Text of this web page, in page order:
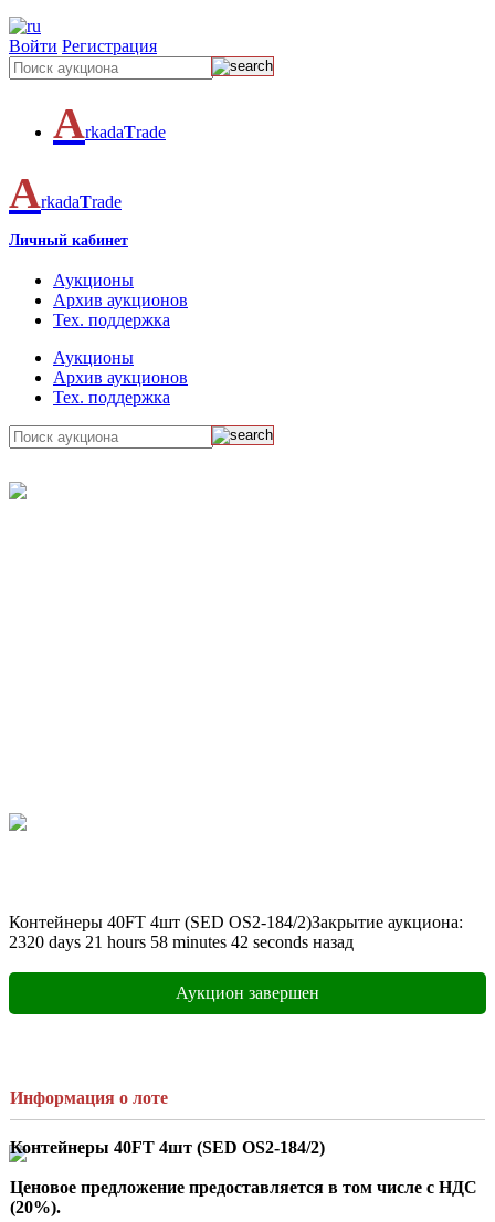
Войти Регистрация
ArkadaTrade
ArkadaTrade
Личный кабинет
Аукционы
Архив аукционов
Тех. поддержка
Аукционы
Архив аукционов
Тех. поддержка
Контейнеры 40FT 4шт (SED OS2-184/2)Закрытие аукциона:
2320 days 21 hours 58 minutes 42 seconds назад
Аукцион завершен
Информация о лоте
Контейнеры 40FT 4шт (SED OS2-184/2)
Ценовое предложение предоставляется в том числе с НДС
(20%).